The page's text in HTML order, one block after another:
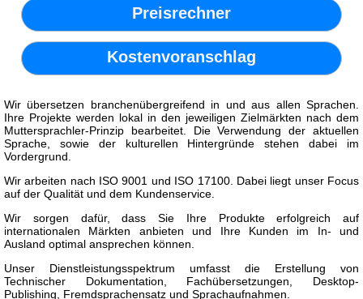
Preisrechner
Kostenvoranschlag
Wir übersetzen branchenübergreifend in und aus allen Sprachen.
Ihre Projekte werden lokal in den jeweiligen Zielmärkten nach dem
Muttersprachler-Prinzip bearbeitet. Die Verwendung der aktuellen
Sprache, sowie der kulturellen Hintergründe stehen dabei im
Vordergrund.
Wir arbeiten nach ISO 9001 und ISO 17100. Dabei liegt unser Focus
auf der Qualität und dem Kundenservice.
Wir sorgen dafür, dass Sie Ihre Produkte erfolgreich auf
internationalen Märkten anbieten und Ihre Kunden im In- und
Ausland optimal ansprechen können.
Unser Dienstleistungsspektrum umfasst die Erstellung von
Technischer Dokumentation, Fachübersetzungen, Desktop-
Publishing, Fremdsprachensatz und Sprachaufnahmen.